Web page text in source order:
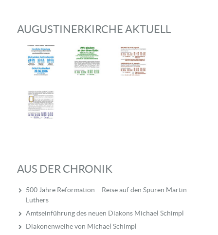
AUGUSTINERKIRCHE AKTUELL
AUS DER CHRONIK
500 Jahre Reformation – Reise auf den Spuren Martin
Luthers
Amtseinführung des neuen Diakons Michael Schimpl
Diakonenweihe von Michael Schimpl